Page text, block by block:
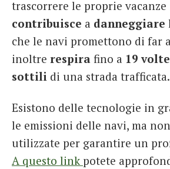
trascorrere le proprie
contribuisce a danneggiare
che le navi promettono di far
inoltre respira fino a 19 volte
sottili di una strada trafficata.
Esistono delle tecnologie in
le emissioni delle navi, ma
utilizzate per garantire un
A questo link potete